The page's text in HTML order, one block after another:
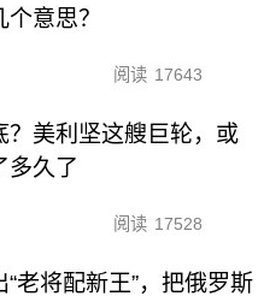
意思？
阅读 17643
？美利坚这艘巨轮，或
多久了
阅读 17528
“老将配新王”，把俄罗斯